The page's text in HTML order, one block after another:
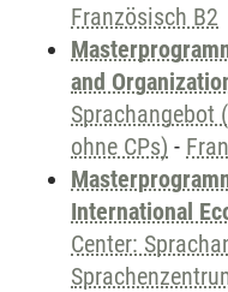
Französisch B2
and
Sprachangebot
ohne CPs) -
International
Center: